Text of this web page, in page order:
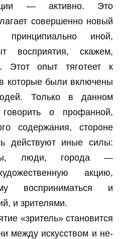
— активно. Это
совершенно новый
принципиально иной,
восприятия, скажем,
Этот опыт тяготеет к
которые были включены
Только в данном
о профанной,
содержания, стороне
действуют иные силы:
люди, города —
акцию,
восприниматься и
и зрителями.
«зритель» становится
между искусством и не-